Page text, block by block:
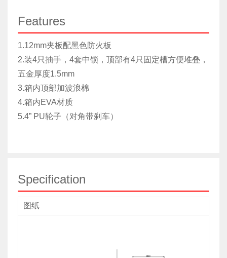
Features
1.12mm夹板配黑色防火板
2.装4只抽手，4套中锁，顶部有4只固定槽方便堆叠，
五金厚度1.5mm
3.箱内顶部加波浪棉
4.箱内EVA材质
5.4” PU轮子（对角带刹车）
Specification
图纸